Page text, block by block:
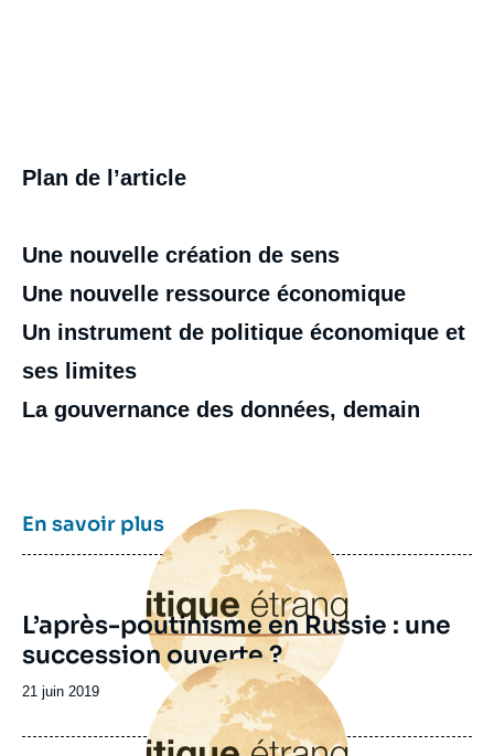
Plan de l’article
Une nouvelle création de sens
Une nouvelle ressource économique
Un instrument de politique économique et
ses limites
La gouvernance des données, demain
En savoir plusImage
principale
L’après-poutinisme en Russie : une
succession ouverte ?
Date
publication
21 juin 2019
Image
principale
de
de
publication